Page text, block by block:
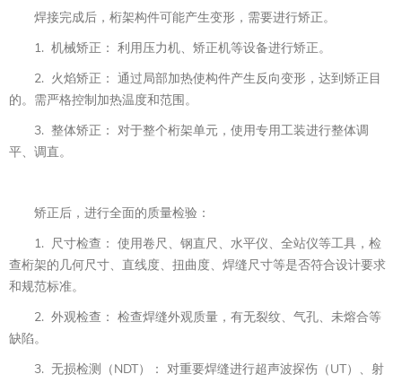
焊接完成后，桁架构件可能产生变形，需要进行矫正。
1. 机械矫正： 利用压力机、矫正机等设备进行矫正。
2. 火焰矫正： 通过局部加热使构件产生反向变形，达到矫正目
的。需严格控制加热温度和范围。
3. 整体矫正： 对于整个桁架单元，使用专用工装进行整体调
平、调直。
矫正后，进行全面的质量检验：
1. 尺寸检查： 使用卷尺、钢直尺、水平仪、全站仪等工具，检
查桁架的几何尺寸、直线度、扭曲度、焊缝尺寸等是否符合设计要求
和规范标准。
2. 外观检查： 检查焊缝外观质量，有无裂纹、气孔、未熔合等
缺陷。
3. 无损检测（NDT）： 对重要焊缝进行超声波探伤（UT）、射